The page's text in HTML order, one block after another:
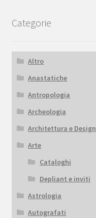
Categorie
Altro
Anastatiche
Antropologia
Archeologia
Architettura e Design
Arte
Cataloghi
Depliant e inviti
Astrologia
Autografati